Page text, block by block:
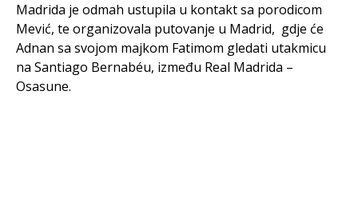
Madrida je odmah ustupila u kontakt sa porodicom
Mević, te organizovala putovanje u Madrid, gdje će
Adnan sa svojom majkom Fatimom gledati utakmicu
na Santiago Bernabéu, između Real Madrida –
Osasune.